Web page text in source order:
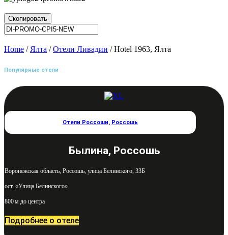
Скопировать
Home / Ялта /Отели Ливадии / Hotel 1963, Ялта
Популярные отели
Отели Россоши, Россошь
Былина, Россошь
Воронежская область, Россошь, улица Белинского, 33Б
ост. «Улица Белинского»
800 м до центра
Подробнее о отеле